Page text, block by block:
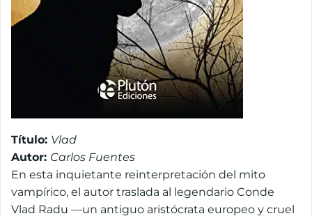
Título: Vlad
Autor: Carlos Fuentes
En esta inquietante reinterpretación del mito
vampírico, el autor traslada al legendario Conde
Vlad Radu —un antiguo aristócrata europeo y cruel